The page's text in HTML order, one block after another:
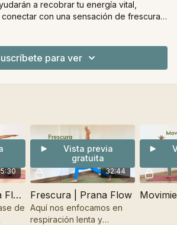
a recobrar tu energía vital,
con una sensación de frescura
enfocadas en secuencias fluidas y en
trabajo interior, únicamente respirar
para ver
Presencia | Prana Flow
de
32:44
Vista previa
gratuita
Frescura | Prana Flow
Aquí nos enfocamos en
respiración lenta y